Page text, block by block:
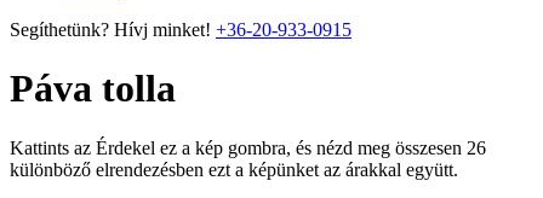
Segíthetünk? Hívj minket! +36-20-933-0915
Páva tolla
Kattints az Érdekel ez a kép gombra, és nézd meg összesen 26
különböző elrendezésben ezt a képünket az árakkal együtt.